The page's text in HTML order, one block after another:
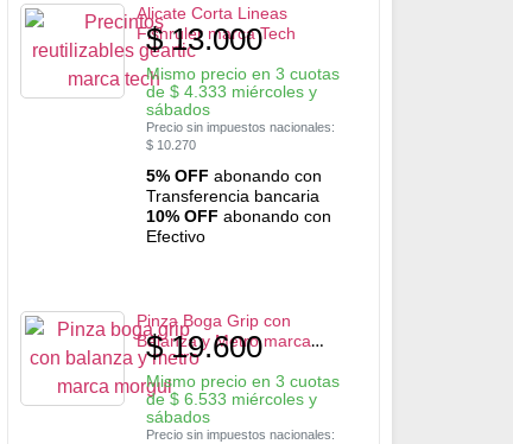
Alicate Corta Lineas
Fishruler marca Tech
$13.000
Mismo precio en 3 cuotas
de $4.333 miércoles y
sábados
Precio sin impuestos nacionales:
$10.270
5% OFF abonando con
Transferencia bancaria
10% OFF abonando con
Efectivo
Pinza Boga Grip con
Balanza y Metro marca
Morgul
$19.600
Mismo precio en 3 cuotas
de$6.533 miércoles y
sábados
Precio sin impuestos nacionales: